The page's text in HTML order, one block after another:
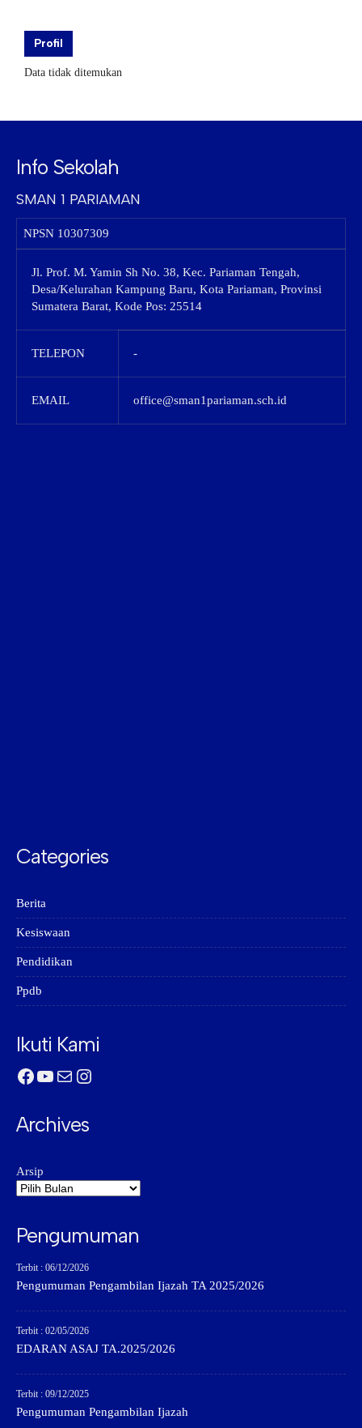
Profil
Data tidak ditemukan
Info Sekolah
SMAN 1 PARIAMAN
NPSN 10307309
Jl. Prof. M. Yamin Sh No. 38, Kec. Pariaman Tengah,
Desa/Kelurahan Kampung Baru, Kota Pariaman, Provinsi
Sumatera Barat, Kode Pos: 25514
TELEPON -
EMAIL office@sman1pariaman.sch.id
Categories
Berita
Kesiswaan
Pendidikan
Ppdb
Ikuti Kami
Facebook
YouTube
MailInstagram
Archives
Arsip
Pengumuman
Terbit : 06/12/2026
Pengumuman Pengambilan Ijazah TA 2025/2026
Terbit : 02/05/2026
EDARAN ASAJ TA.2025/2026
Terbit : 09/12/2025
Pengumuman Pengambilan Ijazah